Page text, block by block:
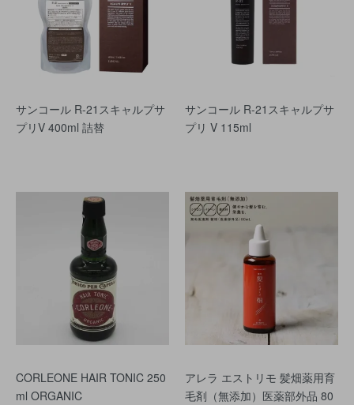
サンコール R-21スキャルプサ
プリV 400ml 詰替
サンコール R‐21スキャルプサ
プリ V 115ml
CORLEONE HAIR TONIC 250
ml ORGANIC
アレラ エストリモ 髪畑薬用育
毛剤（無添加）医薬部外品 80